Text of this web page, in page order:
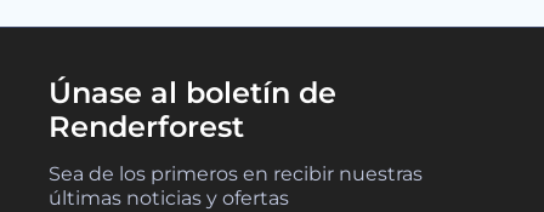
Únase al boletín de
Renderforest
Sea de los primeros en recibir nuestras
últimas noticias y ofertas